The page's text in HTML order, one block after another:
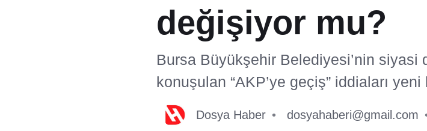
değişiyor mu?
Bursa Büyükşehir Belediyesi’nin
konuşulan “AKP’ye geçiş” iddiaları
Dosya Haber dosyahaberi@gmail.com